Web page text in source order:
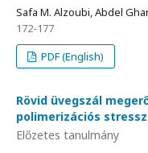
Safa M. Alzoubi, Abdel
172-177
PDF (English)
Rövid üvegszál
polimerizációs stressz
Előzetes tanulmány